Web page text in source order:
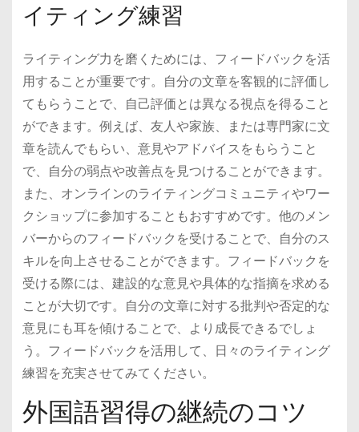
イティング練習
ライティング力を磨くためには、フィードバックを活
用することが重要です。自分の文章を客観的に評価し
てもらうことで、自己評価とは異なる視点を得ること
ができます。例えば、友人や家族、または専門家に文
章を読んでもらい、意見やアドバイスをもらうこと
で、自分の弱点や改善点を見つけることができます。
また、オンラインのライティングコミュニティやワー
クショップに参加することもおすすめです。他のメン
バーからのフィードバックを受けることで、自分のス
キルを向上させることができます。フィードバックを
受ける際には、建設的な意見や具体的な指摘を求める
ことが大切です。自分の文章に対する批判や否定的な
意見にも耳を傾けることで、より成長できるでしょ
う。フィードバックを活用して、日々のライティング
練習を充実させてみてください。
外国語習得の継続のコツ